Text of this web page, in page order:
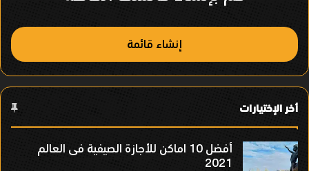
إنشاء قائمة
أخر الإختيارات
أفضل 10 اماكن للأجازة الصيفية فى العالم
2021